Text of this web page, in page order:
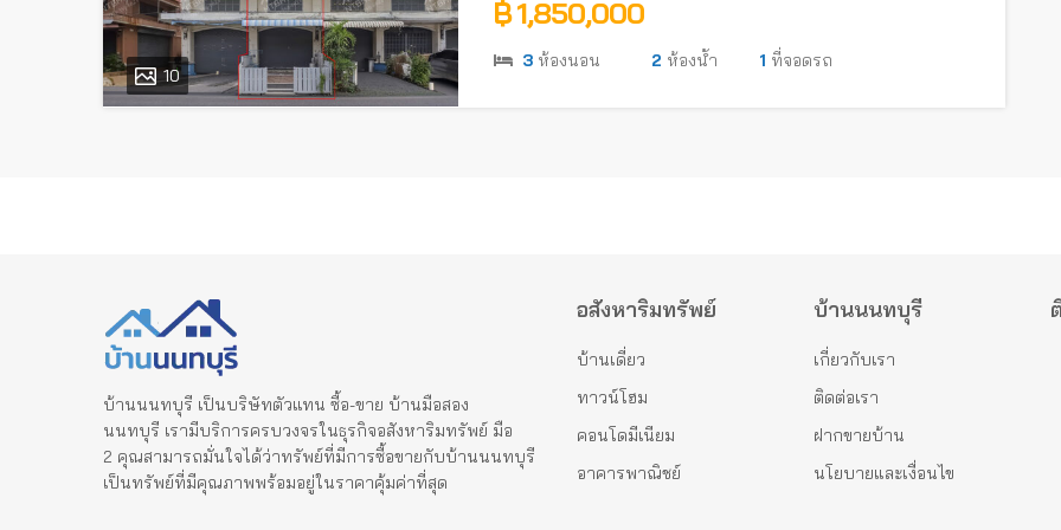
10
฿ 1,850,000
3 ห้องนอน 2 ห้องน้ำ 1 ที่จอดรถ
บ้านนนทบุรี เป็นบริษัทตัวแทน ซื้อ-ขาย บ้านมือสอง
นนทบุรี เรามีบริการครบวงจรในธุรกิจอสังหาริมทรัพย์ มือ
2 คุณสามารถมั่นใจได้ว่าทรัพย์ที่มีการซื้อขายกับบ้านนนทบุรี
เป็นทรัพย์ที่มีคุณภาพพร้อมอยู่ในราคาคุ้มค่าที่สุด
อสังหาริมทรัพย์
บ้านเดี่ยว
ทาวน์โฮม
คอนโดมีเนียม
อาคารพาณิชย์
บ้านนนทบุรี
เกี่ยวกับเรา
ติดต่อเรา
ฝากขายบ้าน
นโยบายและเงื่อนไข